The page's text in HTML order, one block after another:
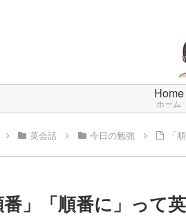
Home
ホーム
英会話 今日の勉強 「
番」「順番に」って